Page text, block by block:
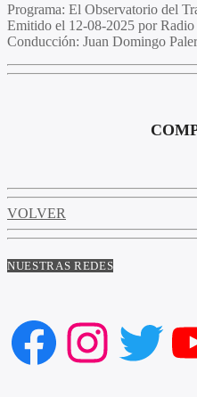
Programa: El Observatorio del
Emitido el 12-08-2025 por
Conducción: Juan Domingo
VOLVER
NUESTRAS REDES
Facebook